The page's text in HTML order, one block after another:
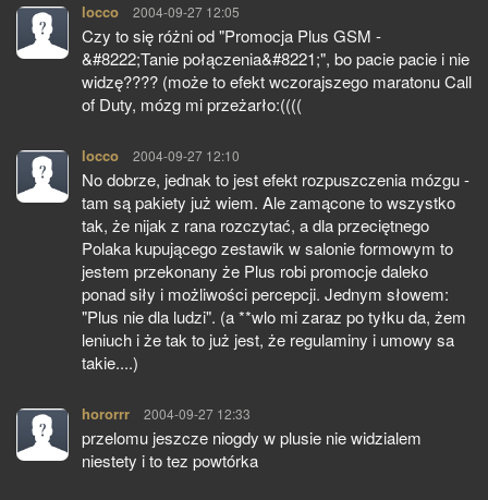
locco pisze:
2004-09-27 12:05
Czy to się różni od "Promocja Plus GSM -
&#8222;Tanie połączenia&#8221;", bo pacie pacie i nie
widzę???? (może to efekt wczorajszego maratonu Call
of Duty, mózg mi przeżarło:((((
locco pisze:
2004-09-27 12:10
No dobrze, jednak to jest efekt rozpuszczenia mózgu -
tam są pakiety już wiem. Ale zamącone to wszystko
tak, że nijak z rana rozczytać, a dla przeciętnego
Polaka kupującego zestawik w salonie formowym to
jestem przekonany że Plus robi promocje daleko
ponad siły i możliwości percepcji. Jednym słowem:
"Plus nie dla ludzi". (a **wlo mi zaraz po tyłku da, żem
leniuch i że tak to już jest, że regulaminy i umowy sa
takie....)
hororrr pisze:
2004-09-27 12:33
przelomu jeszcze niogdy w plusie nie widzialem
niestety i to tez powtórka